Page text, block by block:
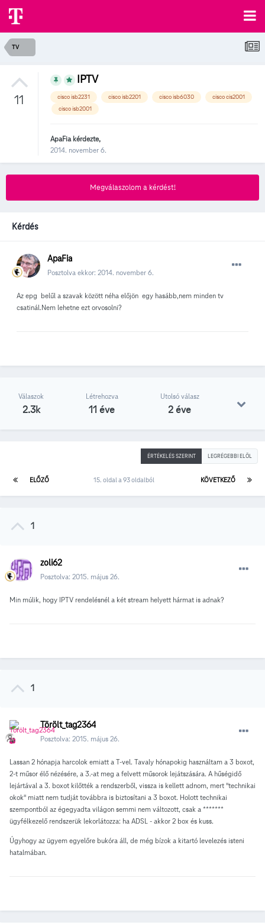
TV
11
IPTV
cisco isb2231 cisco isb2201 cisco isb6030
cisco cis2001
cisco isb2001
ApaFiakérdezte,
2014. november 6.
Megválaszolom a kérdést!
Kérdés
ApaFia
Posztolva ekkor: 2014. november 6.
Az epg belűl a szavak között néha előjön egy hasább,nem minden tv
csatinál.Nem lehetne ezt orvosolni?
Válaszok
2.3k
Létrehozva
11 éve
Utolsó válasz
2 éve
ÉRTÉKELÉS SZERINT LEGRÉGEBBI ELÖL
ELŐZŐ KÖVETKEZŐ
15. oldal a 93 oldalból
1
zoli62
Posztolva: 2015. május 26.
Min múlik, hogy IPTV rendelésnél a két stream helyett hármat is adnak?
1
Törölt_tag2364
Posztolva: 2015. május 26.
Lassan 2 hónapja harcolok emiatt a T-vel. Tavaly hónapokig használtam a 3 boxot,
2-t műsor élő nézésére, a 3.-at meg a felvett műsorok lejátszására. A hűségidő
lejártával a 3. boxot kilőtték a rendszerből, vissza is kellett adnom, mert "technikai
okok" miatt nem tudját továbbra is biztosítani a 3 boxot. Holott technikai
szempontból az égegyadta világon semmi nem változott, csak a *******
ügyfélkezelő rendszerük lekorlátozza: ha ADSL - akkor 2 box és kuss.
Úgyhogy az ügyem egyelőre bukóra áll, de még bízok a kitartó levelezés isteni
hatalmában.